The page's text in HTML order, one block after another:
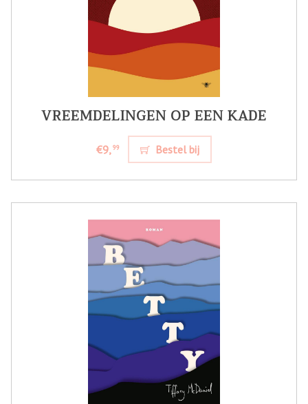
VREEMDELINGEN OP EEN KADE
€9,99 Bestel bij